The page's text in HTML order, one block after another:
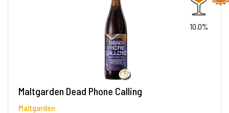
10.0%
Maltgarden Dead Phone Calling
Maltgarden